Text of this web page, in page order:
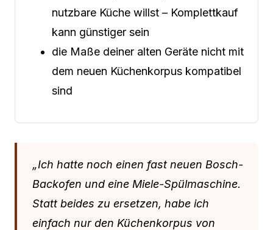
nutzbare Küche willst – Komplettkauf
kann günstiger sein
die Maße deiner alten Geräte nicht mit
dem neuen Küchenkorpus kompatibel
sind
„Ich hatte noch einen fast neuen Bosch-
Backofen und eine Miele-Spülmaschine.
Statt beides zu ersetzen, habe ich
einfach nur den Küchenkorpus von